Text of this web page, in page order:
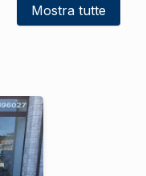
Mostra tutte